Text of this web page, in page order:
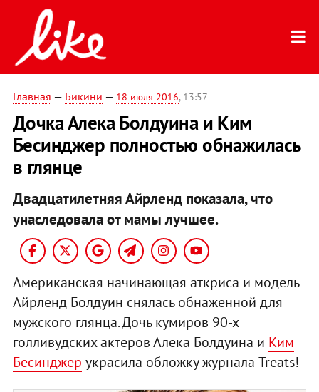
Главная — Бикини — 18 июля 2016, 13:57
Дочка Алека Болдуина и Ким
Бесинджер полностью обнажилась
в глянце
Двадцатилетняя Айрленд показала, что
унаследовала от мамы лучшее.
Американская начинающая аткриса и модель
Айрленд Болдуин снялась обнаженной для
мужского глянца. Дочь кумиров 90-х
голливудских актеров Алека Болдуина и Ким
Бесинджер украсила обложку журнала Treats!